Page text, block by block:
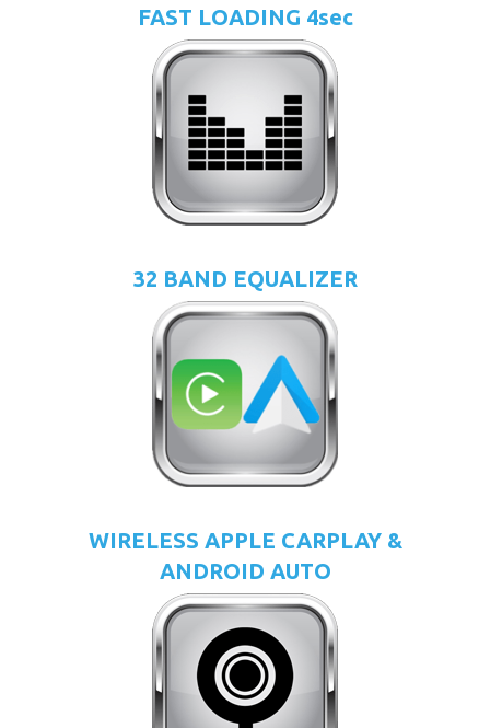
FAST LOADING 4sec
32 BAND EQUALIZER
WIRELESS APPLE CARPLAY &
ANDROID AUTO